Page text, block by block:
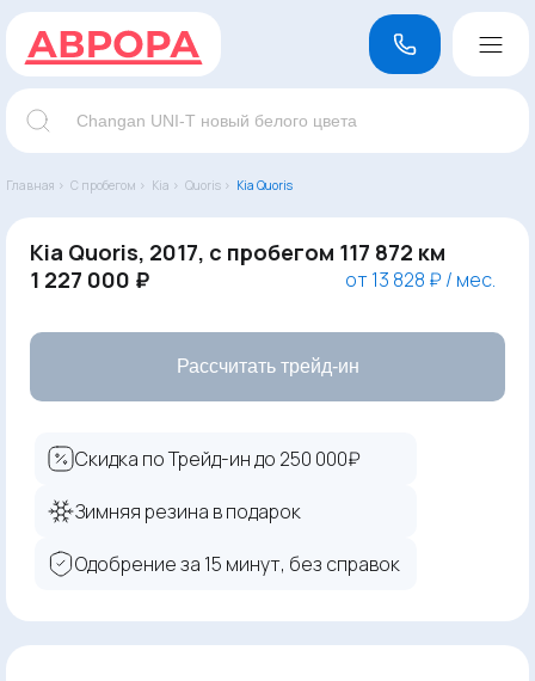
Главная › С пробегом › Kia › Quoris › Kia Quoris
Kia Quoris, 2017, с пробегом 117 872 км
1 227 000 ₽
от 13 828 ₽ / мес.
Рассчитать трейд-ин
Скидка по Трейд-ин до 250 000₽
Зимняя резина в подарок
Одобрение за 15 минут, без справок